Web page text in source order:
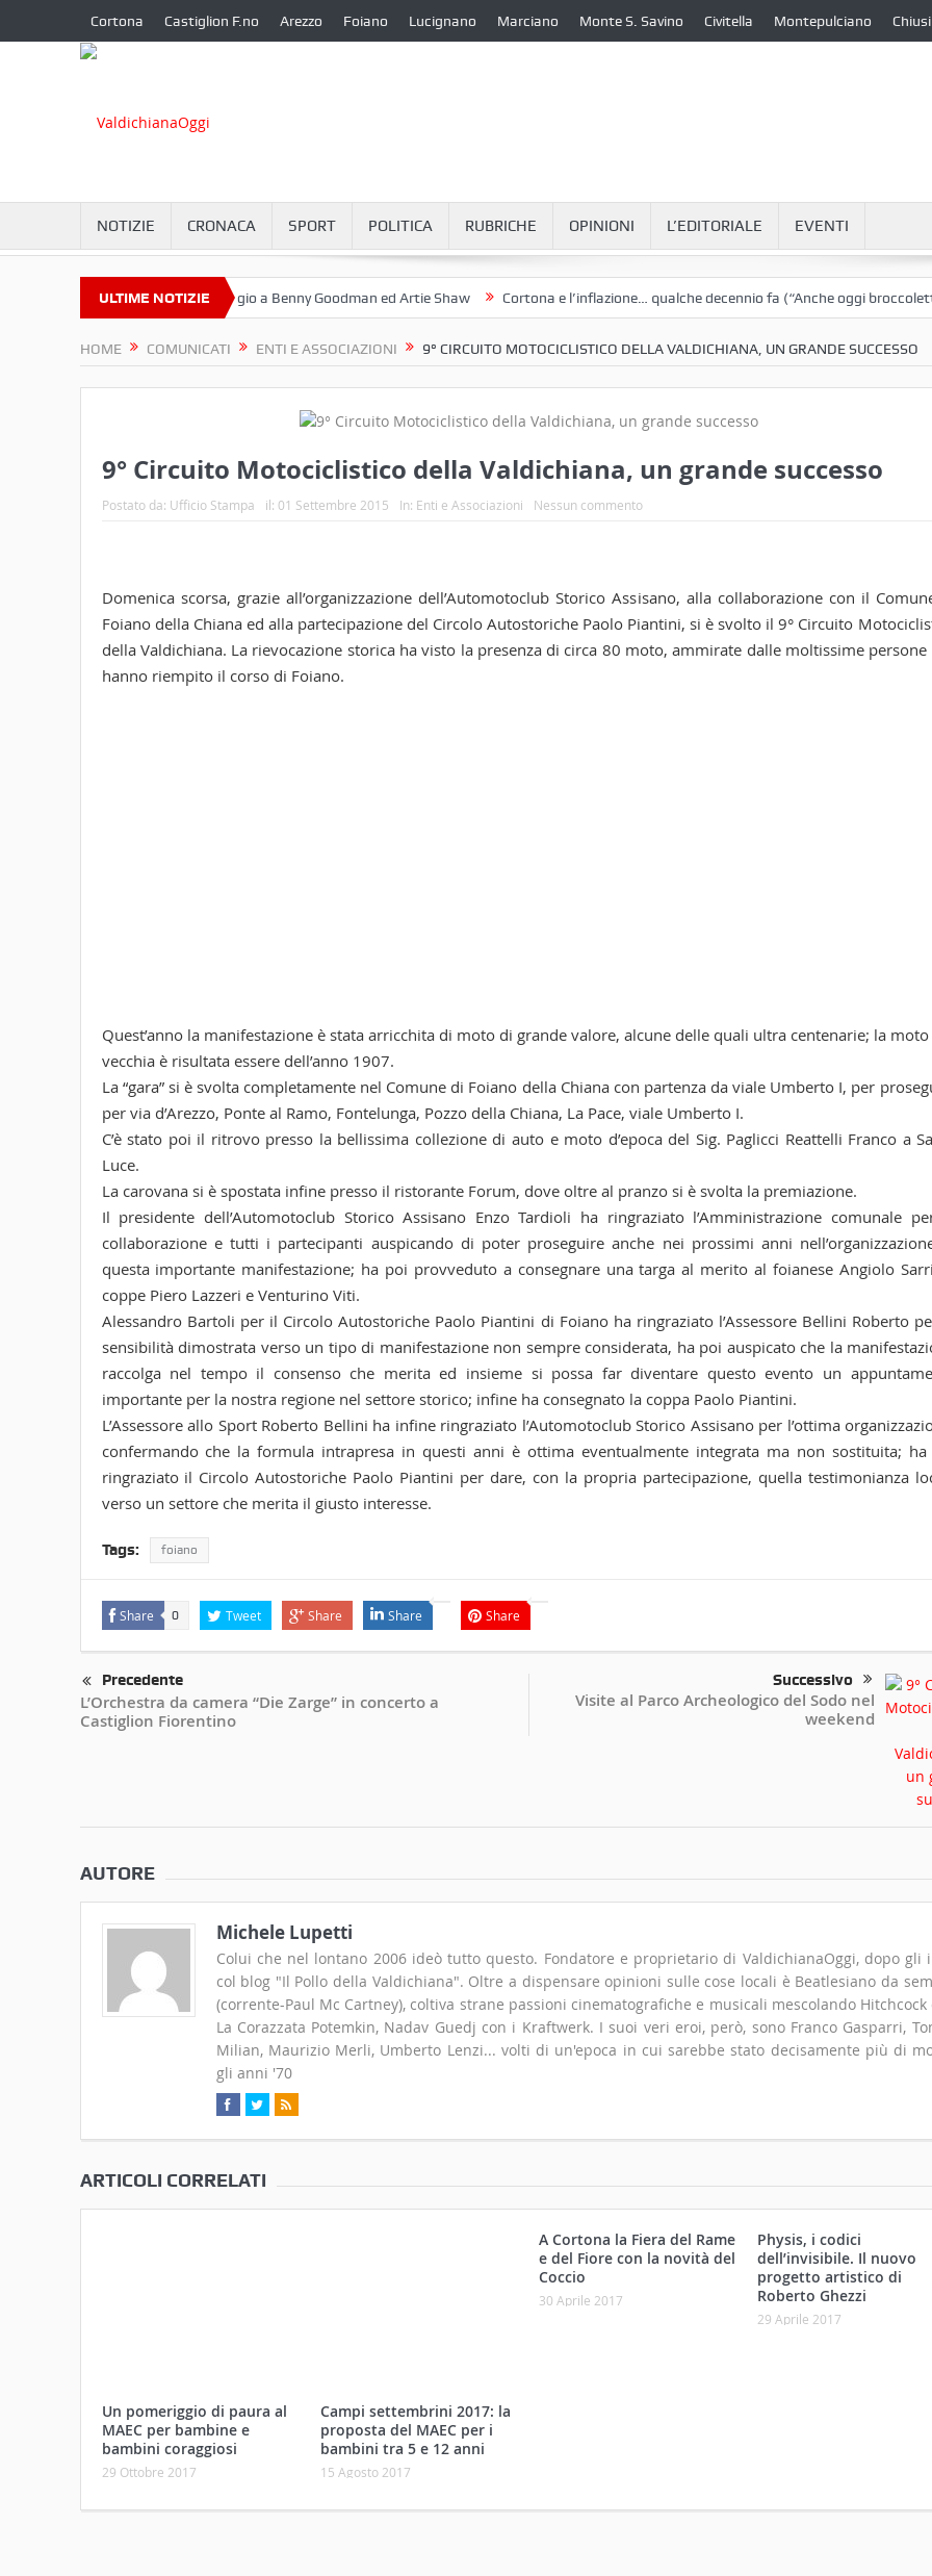
Cortona Castiglion F.no Arezzo Foiano Lucignano Marciano Monte S. Savino Civitella Montepulciano Chiusi
NOTIZIE CRONACA SPORT POLITICA RUBRICHE OPINIONI L’EDITORIALE EVENTI
ULTIME NOTIZIE
a Camucia? Omaggio a Benny Goodman ed Artie Shaw Cortona e l’inflazione… qualche decennio fa (“Anche oggi broccoletti e
HOME COMUNICATI ENTI E ASSOCIAZIONI 9° CIRCUITO MOTOCICLISTICO DELLA VALDICHIANA, UN GRANDE SUCCESSO
9° Circuito Motociclistico della Valdichiana, un grande successo
Postato da: Ufficio Stampa il: 01 Settembre 2015 In: Enti e Associazioni Nessun commento
Domenica scorsa, grazie all’organizzazione dell’Automotoclub Storico Assisano, alla collaborazione con il
Foiano della Chiana ed alla partecipazione del Circolo Autostoriche Paolo Piantini, si è svolto il 9° Circuito
della Valdichiana. La rievocazione storica ha visto la presenza di circa 80 moto, ammirate dalle moltissime persone
hanno riempito il corso di Foiano.
Quest’anno la manifestazione è stata arricchita di moto di grande valore, alcune delle quali ultra centenarie; la
vecchia è risultata essere dell’anno 1907.
La “gara” si è svolta completamente nel Comune di Foiano della Chiana con partenza da viale Umberto I, per
per via d’Arezzo, Ponte al Ramo, Fontelunga, Pozzo della Chiana, La Pace, viale Umberto I.
C’è stato poi il ritrovo presso la bellissima collezione di auto e moto d’epoca del Sig. Paglicci Reattelli Franco a
Luce.
La carovana si è spostata infine presso il ristorante Forum, dove oltre al pranzo si è svolta la premiazione.
Il presidente dell’Automotoclub Storico Assisano Enzo Tardioli ha ringraziato l’Amministrazione comunale
collaborazione e tutti i partecipanti auspicando di poter proseguire anche nei prossimi anni
questa importante manifestazione; ha poi provveduto a consegnare una targa al merito al foianese Angiolo
coppe Piero Lazzeri e Venturino Viti.
Alessandro Bartoli per il Circolo Autostoriche Paolo Piantini di Foiano ha ringraziato l’Assessore Bellini Roberto
sensibilità dimostrata verso un tipo di manifestazione non sempre considerata, ha poi auspicato che la
raccolga nel tempo il consenso che merita ed insieme si possa far diventare questo evento un
importante per la nostra regione nel settore storico; infine ha consegnato la coppa Paolo Piantini.
L’Assessore allo Sport Roberto Bellini ha infine ringraziato l’Automotoclub Storico Assisano per l’ottima
confermando che la formula intrapresa in questi anni è ottima eventualmente integrata ma non sostituita; ha
ringraziato il Circolo Autostoriche Paolo Piantini per dare, con la propria partecipazione, quella testimonianza
verso un settore che merita il giusto interesse.
Tags: foiano
Share 0 Tweet Share Share Share
Precedente
L’Orchestra da camera “Die Zarge” in concerto a
Castiglion Fiorentino
Successivo
Visite al Parco Archeologico del Sodo nel
weekend
AUTORE
Michele Lupetti
Colui che nel lontano 2006 ideò tutto questo. Fondatore e proprietario di ValdichianaOggi, dopo gli
col blog "Il Pollo della Valdichiana". Oltre a dispensare opinioni sulle cose locali è Beatlesiano da
(corrente-Paul Mc Cartney), coltiva strane passioni cinematografiche e musicali mescolando Hitchcock
La Corazzata Potemkin, Nadav Guedj con i Kraftwerk. I suoi veri eroi, però, sono Franco Gasparri,
Milian, Maurizio Merli, Umberto Lenzi... volti di un'epoca in cui sarebbe stato decisamente più di
gli anni '70
ARTICOLI CORRELATI
Un pomeriggio di paura al
MAEC per bambine e
bambini coraggiosi
29 Ottobre 2017
Campi settembrini 2017: la
proposta del MAEC per i
bambini tra 5 e 12 anni
15 Agosto 2017
A Cortona la Fiera del Rame
e del Fiore con la novità del
Coccio
30 Aprile 2017
Physis, i codici
dell’invisibile. Il nuovo
progetto artistico di
Roberto Ghezzi
29 Aprile 2017